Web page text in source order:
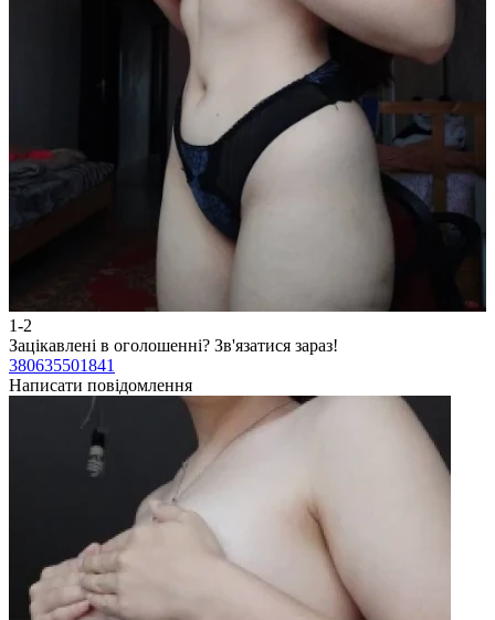
1-2
Зацікавлені в оголошенні? Зв'язатися зараз!
380635501841
Написати повідомлення